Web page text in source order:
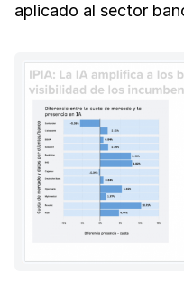
aplicado al sector